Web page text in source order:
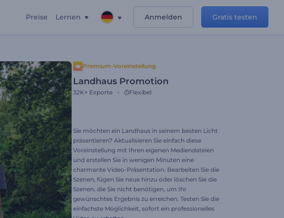
Preise Lernen Anmelden Gratis testen
Premium-Voreinstellung
Landhaus Promotion
32K+ Exporte Flexibel
Sie möchten ein Landhaus in seinem besten Licht
präsentieren? Aktualisieren Sie einfach diese
Voreinstellung mit Ihren eigenen Mediendateien
und erstellen Sie in wenigen Minuten eine
charmante Video-Präsentation. Bearbeiten Sie die
Szenen, fügen Sie neue hinzu oder löschen Sie die
Szenen, die Sie nicht benötigen, um Ihr
gewünschtes Ergebnis zu erreichen. Testen Sie die
einfachste Möglichkeit, sofort ein professionelles